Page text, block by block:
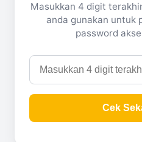
Masukkan 4 digit
anda gunakan untuk
password
Cek